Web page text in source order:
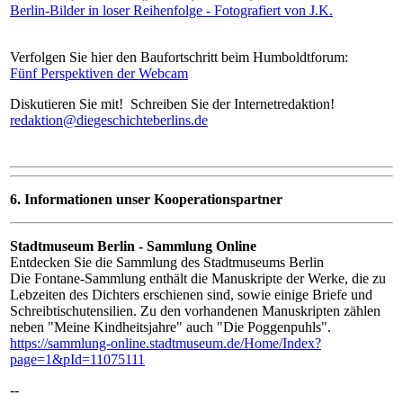
Berlin-Bilder in loser Reihenfolge - Fotografiert von J.K.
Verfolgen Sie hier den Baufortschritt beim Humboldtforum:
Fünf Perspektiven der Webcam
Diskutieren Sie mit! Schreiben Sie der Internetredaktion!
redaktion@diegeschichteberlins.de
6. Informationen unser Kooperationspartner
Stadtmuseum Berlin - Sammlung Online
Entdecken Sie die Sammlung des Stadtmuseums Berlin
Die Fontane-Sammlung enthält die Manuskripte der Werke, die zu
Lebzeiten des Dichters erschienen sind, sowie einige Briefe und
Schreibtischutensilien. Zu den vorhandenen Manuskripten zählen
neben "Meine Kindheitsjahre" auch "Die Poggenpuhls".
https://sammlung-online.stadtmuseum.de/Home/Index?
page=1&pId=11075111
--